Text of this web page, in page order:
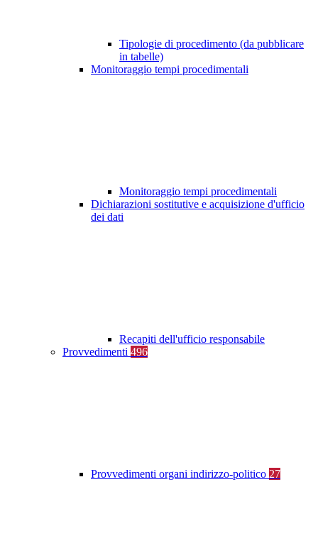
Tipologie di procedimento (da pubblicare
in tabelle)
Monitoraggio tempi procedimentali
Monitoraggio tempi procedimentali
Dichiarazioni sostitutive e acquisizione d'ufficio
dei dati
Recapiti dell'ufficio responsabile
Provvedimenti 496
Provvedimenti organi indirizzo-politico 27